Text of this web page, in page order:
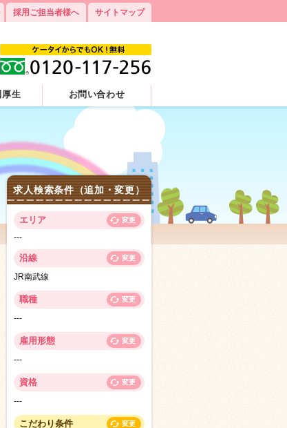
採用ご担当者様へ サイトマップ
厚生 お問い合わせ
求人検索条件（追加・変更）
エリア 変更
---
沿線 変更
JR南武線
職種 変更
---
雇用形態 変更
---
資格 変更
---
こだわり条件 変更